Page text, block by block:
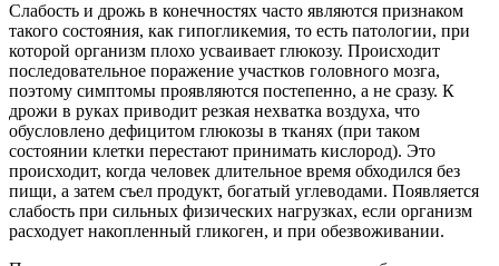
Слабость и дрожь в конечностях часто являются признаком
такого состояния, как гипогликемия, то есть патологии, при
которой организм плохо усваивает глюкозу. Происходит
последовательное поражение участков головного мозга,
поэтому симптомы проявляются постепенно, а не сразу. К
дрожи в руках приводит резкая нехватка воздуха, что
обусловлено дефицитом глюкозы в тканях (при таком
состоянии клетки перестают принимать кислород). Это
происходит, когда человек длительное время обходился без
пищи, а затем съел продукт, богатый углеводами. Появляется
слабость при сильных физических нагрузках, если организм
расходует накопленный гликоген, и при обезвоживании.